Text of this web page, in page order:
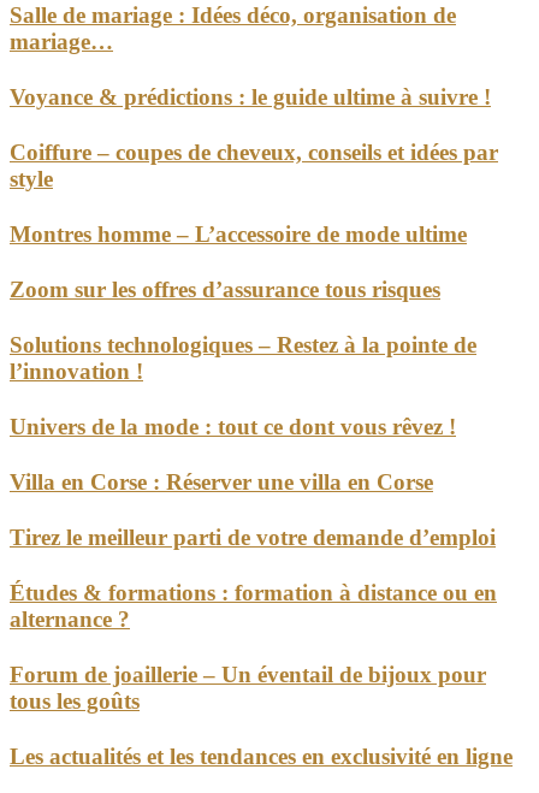
Salle de mariage : Idées déco, organisation de
mariage…
Voyance & prédictions : le guide ultime à suivre !
Coiffure – coupes de cheveux, conseils et idées par
style
Montres homme – L’accessoire de mode ultime
Zoom sur les offres d’assurance tous risques
Solutions technologiques – Restez à la pointe de
l’innovation !
Univers de la mode : tout ce dont vous rêvez !
Villa en Corse : Réserver une villa en Corse
Tirez le meilleur parti de votre demande d’emploi
Études & formations : formation à distance ou en
alternance ?
Forum de joaillerie – Un éventail de bijoux pour
tous les goûts
Les actualités et les tendances en exclusivité en ligne